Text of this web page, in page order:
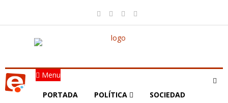
Menu
PORTADA POLÍTICA SOCIEDAD